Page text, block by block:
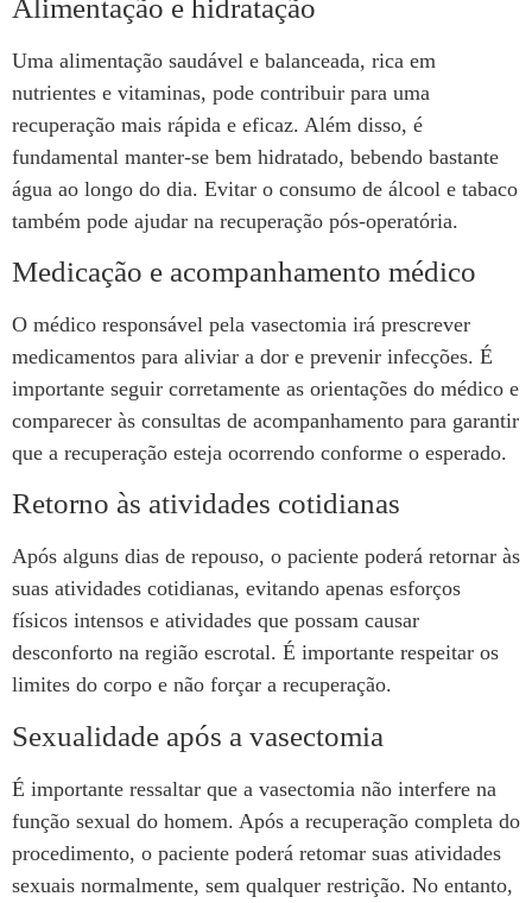
Alimentação e hidratação
Uma alimentação saudável e balanceada, rica em
nutrientes e vitaminas, pode contribuir para uma
recuperação mais rápida e eficaz. Além disso, é
fundamental manter-se bem hidratado, bebendo bastante
água ao longo do dia. Evitar o consumo de álcool e tabaco
também pode ajudar na recuperação pós-operatória.
Medicação e acompanhamento médico
O médico responsável pela vasectomia irá prescrever
medicamentos para aliviar a dor e prevenir infecções. É
importante seguir corretamente as orientações do médico e
comparecer às consultas de acompanhamento para garantir
que a recuperação esteja ocorrendo conforme o esperado.
Retorno às atividades cotidianas
Após alguns dias de repouso, o paciente poderá retornar às
suas atividades cotidianas, evitando apenas esforços
físicos intensos e atividades que possam causar
desconforto na região escrotal. É importante respeitar os
limites do corpo e não forçar a recuperação.
Sexualidade após a vasectomia
É importante ressaltar que a vasectomia não interfere na
função sexual do homem. Após a recuperação completa do
procedimento, o paciente poderá retomar suas atividades
sexuais normalmente, sem qualquer restrição. No entanto,